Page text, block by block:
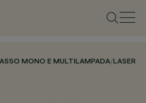
MONO E MULTILAMPADA/LASER